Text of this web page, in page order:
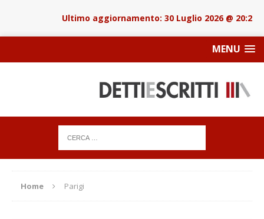
30 Luglio 2026 @ 20:22
MENU
Home Parigi